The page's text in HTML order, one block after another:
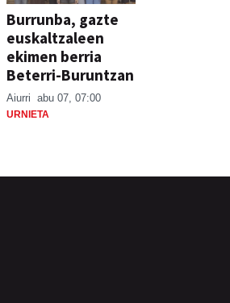
Burrunba, gazte
euskaltzaleen
ekimen berria
Beterri-Buruntzan
Aiurri abu 07, 07:00
URNIETA